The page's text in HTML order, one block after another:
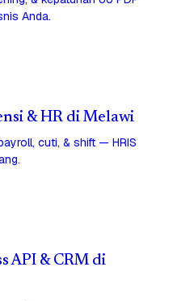
Anda.
& HR di Melawi
cuti, & shift — HRIS
API & CRM di